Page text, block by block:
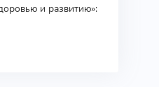
и развитию»: